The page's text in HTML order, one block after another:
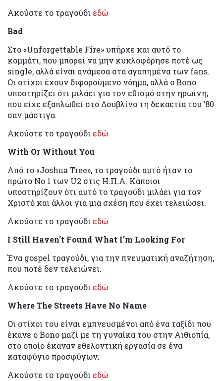
Ακούστε το τραγούδι εδώ
Bad
Στο «Unforgettable Fire» υπήρχε και αυτό το
κομμάτι, που μπορεί να μην κυκλοφόρησε ποτέ ως
single, αλλά είναι ανάμεσα στα αγαπημένα των fans.
Οι στίχοι έχουν διφορούμενο νόημα, αλλά ο Bono
υποστηρίζει ότι μιλάει για τον εθισμό στην ηρωίνη,
που είχε εξαπλωθεί στο Δουβλίνο τη δεκαετία του ’80
σαν μάστιγα.
Ακούστε το τραγούδι εδώ
With Or Without You
Από το «Joshua Tree», το τραγούδι αυτό ήταν το
πρώτο Νο 1 των U2 στις Η.Π.Α. Κάποιοι
υποστηρίζουν ότι αυτό το τραγούδι μιλάει για τον
Χριστό και άλλοι για μια σχέση που έχει τελειώσει.
Ακούστε το τραγούδι εδώ
I Still Haven't Found What I'm Looking For
Ένα gospel τραγούδι, για την πνευματική αναζήτηση,
που ποτέ δεν τελειώνει.
Ακούστε το τραγούδι εδώ
Where The Streets Have No Name
Οι στίχοι του είναι εμπνευσμένοι από ένα ταξίδι που
έκανε ο Bono μαζί με τη γυναίκα του στην Αιθιοπία,
στο οποίο έκαναν εθελοντική εργασία σε ένα
καταφύγιο προσφύγων.
Ακούστε το τραγούδι εδώ